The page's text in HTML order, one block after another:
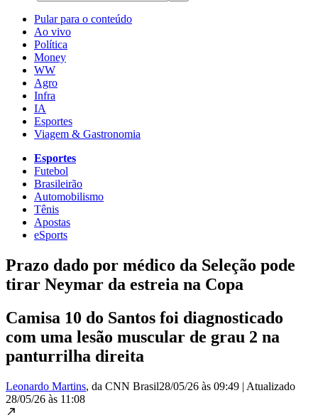
Pular para o conteúdo
Ao vivo
Política
Money
WW
Agro
Infra
IA
Esportes
Viagem & Gastronomia
Esportes
Futebol
Brasileirão
Automobilismo
Tênis
Apostas
eSports
Prazo dado por médico da Seleção pode
tirar Neymar da estreia na Copa
Camisa 10 do Santos foi diagnosticado
com uma lesão muscular de grau 2 na
panturrilha direita
Leonardo Martins, da CNN Brasil28/05/26 às 09:49 | Atualizado
28/05/26 às 11:08